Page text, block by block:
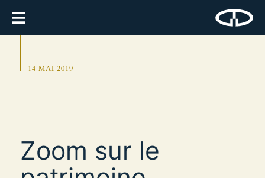
14 MAI 2019
Zoom sur le